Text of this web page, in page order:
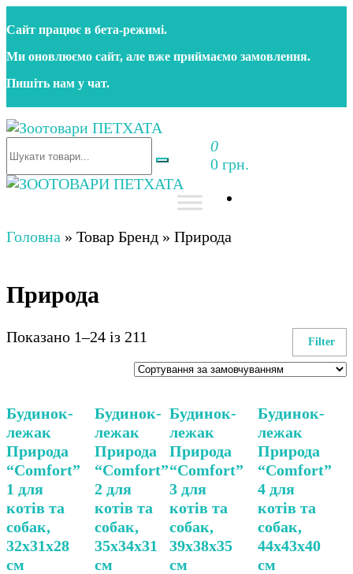
до
контенту
Сайт працює в бета‑режимі.
Ми оновлюємо сайт, але вже приймаємо замовлення.
Пишіть нам у чат.
Зоотовари ПЕТХАТА
Зоомагазин для собак та котів | Корм, іграшки,
аксесуари та догляд за тваринами. Доставка по
0
0 грн.
аксесуари та догляд за тваринами. Доставка по
Головна » Товар Бренд » Природа
Природа
Filter
Показано 1–24 із 211
Будинок-
лежак
Природа
“Comfort”
1 для
котів та
собак,
32х31х28
см
Будинок-
лежак
Природа
“Comfort”
2 для
котів та
собак,
35х34х31
см
Будинок-
лежак
Природа
“Comfort”
3 для
котів та
собак,
39х38х35
см
Будинок-
лежак
Природа
“Comfort”
4 для
котів та
собак,
44х43х40
см